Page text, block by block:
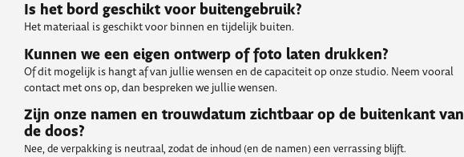
Is het bord geschikt voor buitengebruik?
Het materiaal is geschikt voor binnen en tijdelijk buiten.
Kunnen we een eigen ontwerp of foto laten drukken?
Of dit mogelijk is hangt af van jullie wensen en de capaciteit op onze studio. Neem vooral
contact met ons op, dan bespreken we jullie wensen.
Zijn onze namen en trouwdatum zichtbaar op de buitenkant van
de doos?
Nee, de verpakking is neutraal, zodat de inhoud (en de namen) een verrassing blijft.